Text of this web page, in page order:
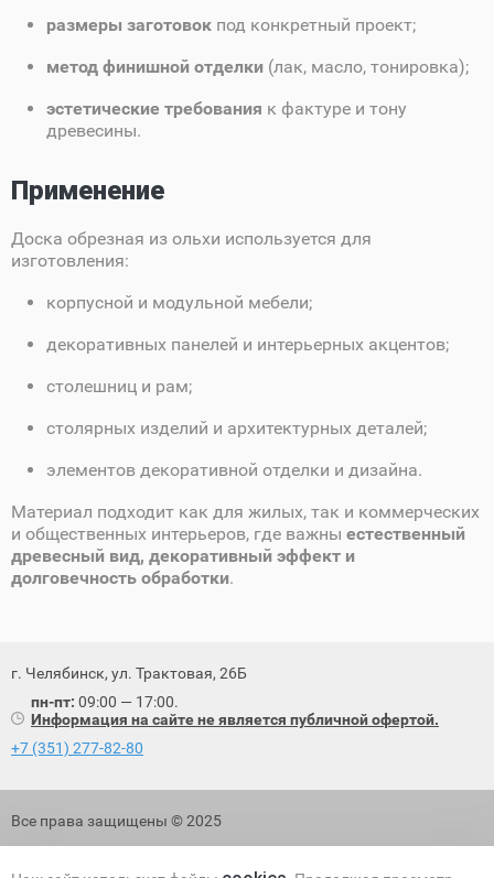
размеры заготовок под конкретный проект;
метод финишной отделки (лак, масло, тонировка);
эстетические требования к фактуре и тону
древесины.
Применение
Доска обрезная из ольхи используется для
изготовления:
корпусной и модульной мебели;
декоративных панелей и интерьерных акцентов;
столешниц и рам;
столярных изделий и архитектурных деталей;
элементов декоративной отделки и дизайна.
Материал подходит как для жилых, так и коммерческих
и общественных интерьеров, где важны естественный
древесный вид, декоративный эффект и
долговечность обработки.
г. Челябинск, ул. Трактовая, 26Б
пн-пт: 09:00 — 17:00.
Информация на сайте не является публичной офертой.
+7 (351) 277-82-80
Все права защищены © 2025